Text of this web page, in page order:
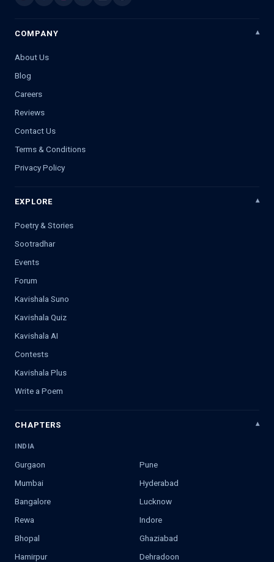
COMPANY
About Us
Blog
Careers
Reviews
Contact Us
Terms & Conditions
Privacy Policy
EXPLORE
Poetry & Stories
Sootradhar
Events
Forum
Kavishala Suno
Kavishala Quiz
Kavishala AI
Contests
Kavishala Plus
Write a Poem
CHAPTERS
INDIA
Gurgaon
Pune
Mumbai
Hyderabad
Bangalore
Lucknow
Rewa
Indore
Bhopal
Ghaziabad
Hamirpur
Dehradoon